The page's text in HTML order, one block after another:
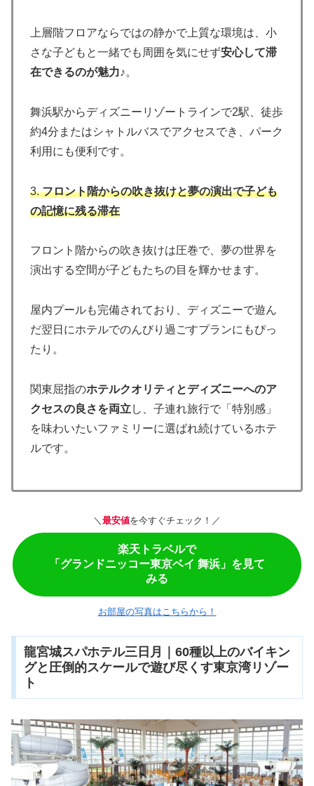
上層階フロアならではの静かで上質な環境は、小
さな子どもと一緒でも周囲を気にせず安心して滞
在できるのが魅力♪。
舞浜駅からディズニーリゾートラインで2駅、徒歩
約4分またはシャトルバスでアクセスでき、パーク
利用にも便利です。
3.フロント階からの吹き抜けと夢の演出で子ども
の記憶に残る滞在
フロント階からの吹き抜けは圧巻で、夢の世界を
演出する空間が子どもたちの目を輝かせます。
屋内プールも完備されており、ディズニーで遊ん
だ翌日にホテルでのんびり過ごすプランにもぴっ
たり。
関東屈指のホテルクオリティとディズニーへのア
クセスの良さを両立 し、子連れ旅行で「特別感」
を味わいたいファミリーに選ばれ続けているホテ
ルです。
＼ 最安値を今すぐチェック！／
楽天トラベルで
「 グランドニッコー東京ベイ 舞浜 」を見て
みる
お部屋の写真はこちらから！
龍宮城スパホテル三日月｜60種以上のバイキン
グと圧倒的スケールで遊び尽くす東京湾リゾー
ト